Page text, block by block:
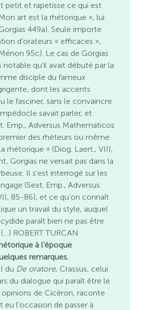
petit et rapetisse ce qui est
art est la rhétorique », lui
449a). Seule importe
d’orateurs « efficaces »,
95c). Le cas de Gorgias
notable qu’il avait débuté par la
disciple du fameux
dont les accents
le fasciner, sans le convaincre
savait parler, et
Emp., Adversus Mathematicos
des rhéteurs ou même
rhétorique » (Diog. Laert., VIII,
Gorgias ne versait pas dans la
Il s’est interrogé sur les
(Sext. Emp., Adversus
85-86), et ce qu’on connaît
un travail du style, auquel
paraît bien ne pas être
ROBERT TURCAN
à l’époque
remarques.
du De oratore, Crassus, celui
du dialogue qui paraît être le
de Cicéron, raconte
l’occasion de passer à